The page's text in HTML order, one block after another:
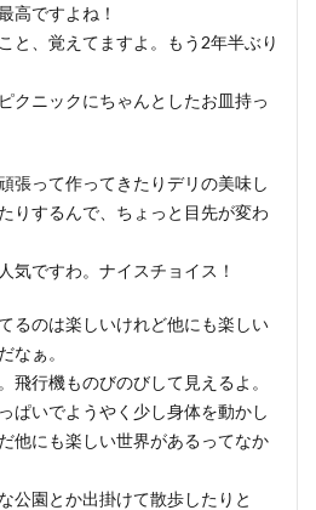
高ですよね！
と、覚えてますよ。もう2年半ぶり
クニックにちゃんとしたお皿持っ
張って作ってきたりデリの美味し
りするんで、ちょっと目先が変わ
気ですわ。ナイスチョイス！
るのは楽しいけれど他にも楽しい
なぁ。
飛行機ものびのびして見えるよ。
ぱいでようやく少し身体を動かし
他にも楽しい世界があるってなか
公園とか出掛けて散歩したりと